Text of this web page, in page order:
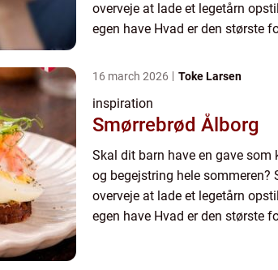
overveje at lade et legetårn
egen have Hvad er den største
16 march 2026 Toke Larsen
inspiration
Smørrebrød Ålborg
Skal dit barn have en gave
og begejstring hele sommeren?
overveje at lade et legetårn
egen have Hvad er den største